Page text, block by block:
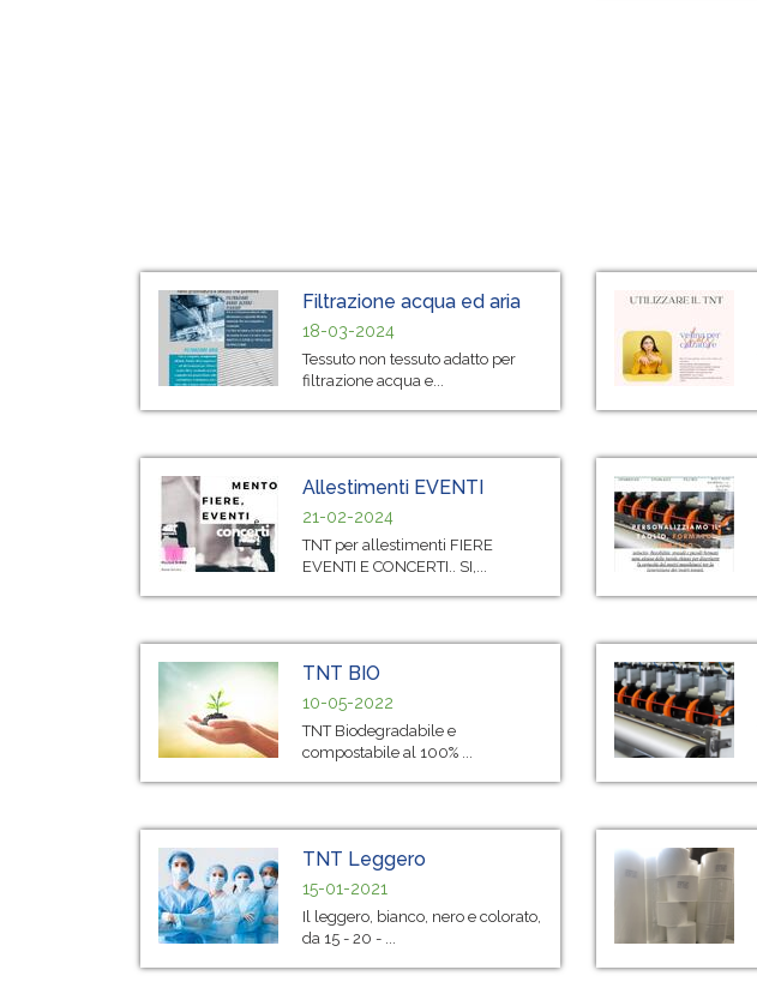
Filtrazione acqua ed aria
18-03-2024
Tessuto non tessuto adatto per
filtrazione acqua e...
Allestimenti EVENTI
21-02-2024
TNT per allestimenti FIERE
EVENTI E CONCERTI.. SI,...
TNT BIO
10-05-2022
TNT Biodegradabile e
compostabile al 100% ...
TNT Leggero
15-01-2021
Il leggero, bianco, nero e colorato,
da 15 - 20 - ...